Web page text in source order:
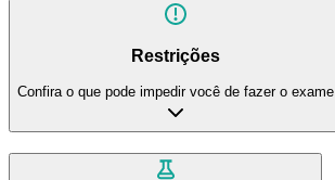
Restrições
Confira o que pode impedir você de fazer o exame